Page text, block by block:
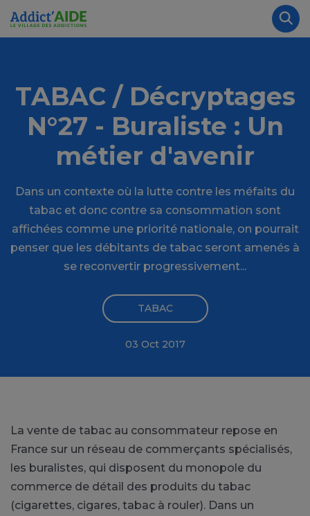
Aller au contenu principal
TABAC / Décryptages
N°27 - Buraliste : Un
métier d'avenir
Dans un contexte où la lutte contre les méfaits du
tabac et donc contre sa consommation sont
affichées comme une priorité nationale, on pourrait
penser que les débitants de tabac seront amenés à
se reconvertir progressivement...
TABAC
03 Oct 2017
La vente de tabac au consommateur repose en
France sur un réseau de commerçants spécialisés,
les buralistes, qui disposent du monopole du
commerce de détail des produits du tabac
(cigarettes, cigares, tabac à rouler). Dans un
Panneau de gestion des cookies